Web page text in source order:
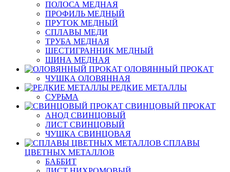
ПОЛОСА МЕДНАЯ
ПРОФИЛЬ МЕДНЫЙ
ПРУТОК МЕДНЫЙ
СПЛАВЫ МЕДИ
ТРУБА МЕДНАЯ
ШЕСТИГРАННИК МЕДНЫЙ
ШИНА МЕДНАЯ
ОЛОВЯННЫЙ ПРОКАТ
ЧУШКА ОЛОВЯННАЯ
РЕДКИЕ МЕТАЛЛЫ
СУРЬМА
СВИНЦОВЫЙ ПРОКАТ
АНОД СВИНЦОВЫЙ
ЛИСТ СВИНЦОВЫЙ
ЧУШКА СВИНЦОВАЯ
СПЛАВЫ
ЦВЕТНЫХ МЕТАЛЛОВ
БАББИТ